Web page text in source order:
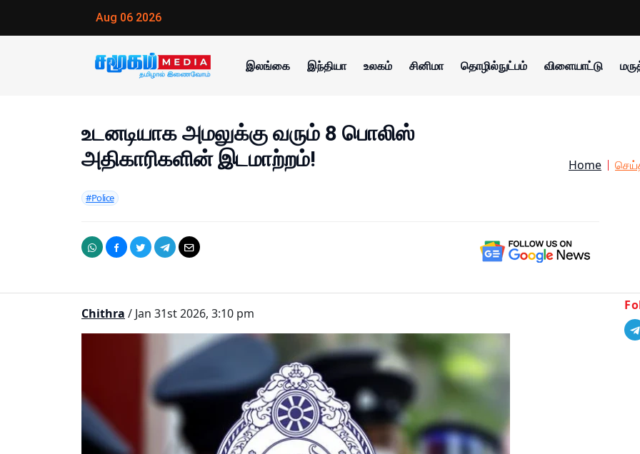
Aug 06 2026
இலங்கை இந்தியா உலகம் சினிமா தொழில்நுட்பம் விளையாட்டு
உடனடியாக அமலுக்கு வரும் 8 பொலிஸ்
அதிகாரிகளின் இடமாற்றம்!
#Police
Home
Chithra / Jan 31st 2026, 3:10 pm